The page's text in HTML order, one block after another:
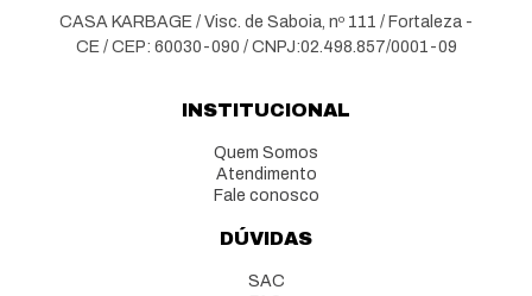
CASA KARBAGE / Visc. de Saboia, nº 111 / Fortaleza -
CE / CEP: 60030-090 / CNPJ:02.498.857/0001-09
INSTITUCIONAL
Quem Somos
Atendimento
Fale conosco
DÚVIDAS
SAC